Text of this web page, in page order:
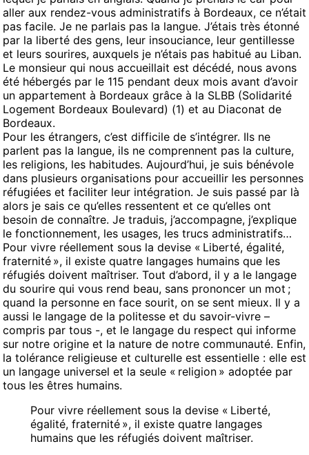
aller aux rendez-vous administratifs à Bordeaux, ce n’était
pas facile. Je ne parlais pas la langue. J’étais très étonné
par la liberté des gens, leur insouciance, leur gentillesse
et leurs sourires, auxquels je n’étais pas habitué au Liban.
Le monsieur qui nous accueillait est décédé, nous avons
été hébergés par le 115 pendant deux mois avant d’avoir
un appartement à Bordeaux grâce à la SLBB (Solidarité
Logement Bordeaux Boulevard) (1) et au Diaconat de
Bordeaux.
Pour les étrangers, c’est difficile de s’intégrer. Ils ne
parlent pas la langue, ils ne comprennent pas la culture,
les religions, les habitudes. Aujourd’hui, je suis bénévole
dans plusieurs organisations pour accueillir les personnes
réfugiées et faciliter leur intégration. Je suis passé par là
alors je sais ce qu’elles ressentent et ce qu’elles ont
besoin de connaître. Je traduis, j’accompagne, j’explique
le fonctionnement, les usages, les trucs administratifs…
Pour vivre réellement sous la devise « Liberté, égalité,
fraternité », il existe quatre langages humains que les
réfugiés doivent maîtriser. Tout d’abord, il y a le langage
du sourire qui vous rend beau, sans prononcer un mot ;
quand la personne en face sourit, on se sent mieux. Il y a
aussi le langage de la politesse et du savoir-vivre –
compris par tous -, et le langage du respect qui informe
sur notre origine et la nature de notre communauté. Enfin,
la tolérance religieuse et culturelle est essentielle : elle est
un langage universel et la seule « religion » adoptée par
tous les êtres humains.
Pour vivre réellement sous la devise « Liberté,
égalité, fraternité », il existe quatre langages
humains que les réfugiés doivent maîtriser.